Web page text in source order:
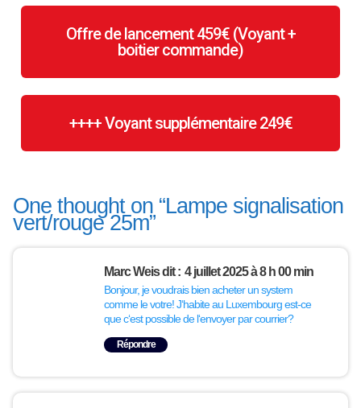
Offre de lancement 459€ (Voyant +
boitier commande)
++++ Voyant supplémentaire 249€
One thought on “Lampe signalisation
vert/rouge 25m”
Marc Weisdit : 4 juillet 2025 à 8 h 00 min
Bonjour, je voudrais bien acheter un system
comme le votre! J‘habite au Luxembourg est-ce
que c‘est possible de l‘envoyer par courrier?
Répondre